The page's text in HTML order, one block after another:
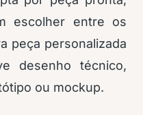
escolher entre os
peça personalizada
desenho técnico,
ou mockup.